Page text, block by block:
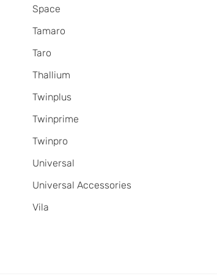
Space
Tamaro
Taro
Thallium
Twinplus
Twinprime
Twinpro
Universal
Universal Accessories
Vila